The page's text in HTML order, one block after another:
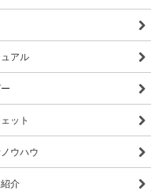
アル
ット
ウハウ
介